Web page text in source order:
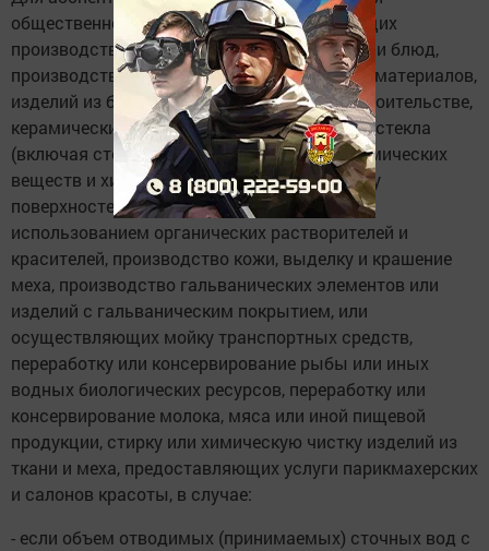
общественного питания или осуществляющих
производство готовых пищевых продуктов и блюд,
производство строительных керамических материалов,
изделий из бетона для использования в строительстве,
керамических изделий, стекла и изделий из стекла
(включая стекловолокна), производство химических
веществ и химических продуктов, обработку
поверхностей, предметов или продукции с
использованием органических растворителей и
красителей, производство кожи, выделку и крашение
меха, производство гальванических элементов или
изделий с гальваническим покрытием, или
осуществляющих мойку транспортных средств,
переработку или консервирование рыбы или иных
водных биологических ресурсов, переработку или
консервирование молока, мяса или иной пищевой
продукции, стирку или химическую чистку изделий из
ткани и меха, предоставляющих услуги парикмахерских
и салонов красоты, в случае:
- если объем отводимых (принимаемых) сточных вод с